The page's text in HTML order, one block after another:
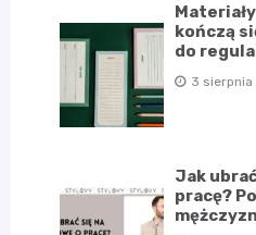
kończą
do
3 sierpnia
Jak
pracę?
mężczyzn